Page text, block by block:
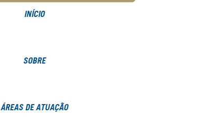
INÍCIO
SOBRE
ÁREAS DE ATUAÇÃO